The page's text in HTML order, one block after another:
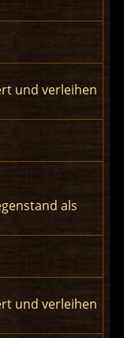
und verleihen
als
und verleihen